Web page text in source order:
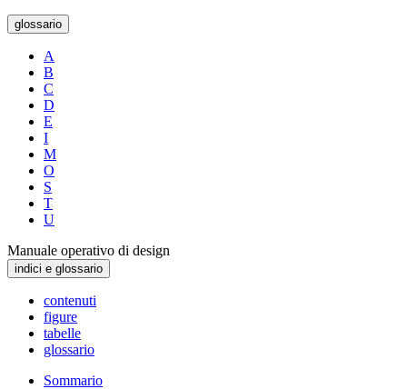
glossario
A
B
C
D
E
I
M
O
S
T
U
Manuale operativo di design
indici e glossario
contenuti
figure
tabelle
glossario
Sommario